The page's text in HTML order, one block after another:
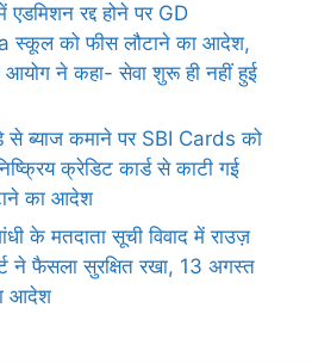
रद्द होने पर GD
स्कूल को फीस लौटाने का आदेश,
आयोग ने कहा- सेवा शुरू ही नहीं हुई
से ब्याज कमाने पर SBI Cards को
क्रेडिट कार्ड से काटी गई
का आदेश
के मतदाता सूची विवाद में राउज़
ने फैसला सुरक्षित रखा, 13 अगस्त
आदेश